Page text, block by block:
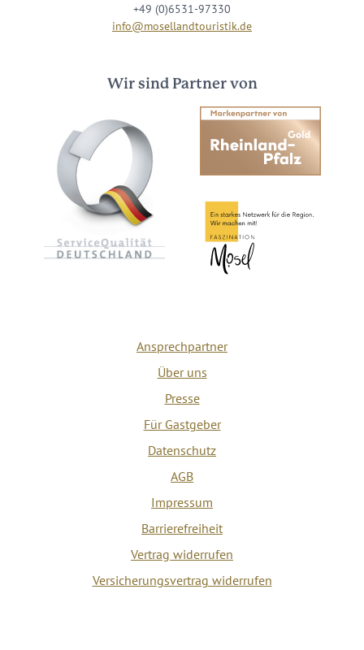
+49 (0)6531-97330
info@mosellandtouristik.de
Wir sind Partner von
Ansprechpartner
Über uns
Presse
Für Gastgeber
Datenschutz
AGB
Impressum
Barrierefreiheit
Vertrag widerrufen
Versicherungsvertrag widerrufen